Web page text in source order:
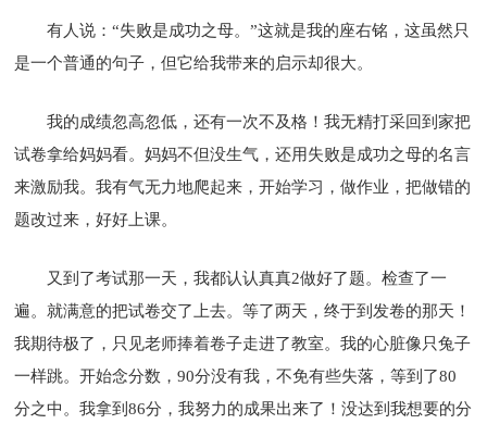
有人说：“失败是成功之母。”这就是我的座右铭，这虽然只
是一个普通的句子，但它给我带来的启示却很大。
我的成绩忽高忽低，还有一次不及格！我无精打采回到家把
试卷拿给妈妈看。妈妈不但没生气，还用失败是成功之母的名言
来激励我。我有气无力地爬起来，开始学习，做作业，把做错的
题改过来，好好上课。
又到了考试那一天，我都认认真真2做好了题。检查了一
遍。就满意的把试卷交了上去。等了两天，终于到发卷的那天！
我期待极了，只见老师捧着卷子走进了教室。我的心脏像只兔子
一样跳。开始念分数，90分没有我，不免有些失落，等到了80
分之中。我拿到86分，我努力的成果出来了！没达到我想要的分